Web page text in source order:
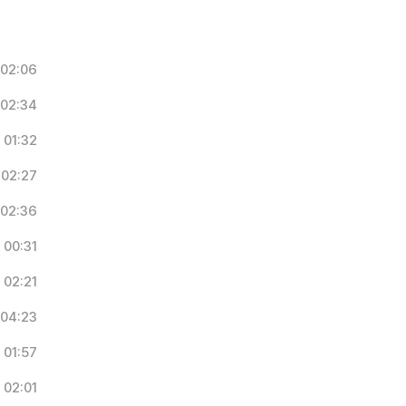
02:06
02:34
01:32
02:27
02:36
00:31
02:21
04:23
01:57
02:01